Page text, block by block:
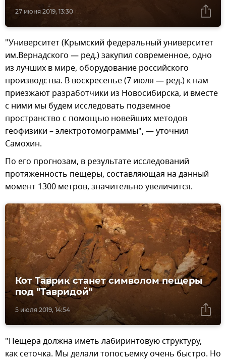
27 июня 2019, 13:30
"Университет (Крымский федеральный университет
им.Вернадского — ред.) закупил современное, одно
из лучших в мире, оборудование российского
производства. В воскресенье (7 июля — ред.) к нам
приезжают разработчики из Новосибирска, и вместе
с ними мы будем исследовать подземное
пространство с помощью новейших методов
геофизики – электротомограммы", — уточнил
Самохин.
По его прогнозам, в результате исследований
протяженность пещеры, составляющая на данный
момент 1300 метров, значительно увеличится.
5 июля 2019, 14:54
Кот Таврик станет символом пещеры
под "Тавридой"
"Пещера должна иметь лабиринтовую структуру,
как сеточка. Мы делали топосъемку очень быстро. Но